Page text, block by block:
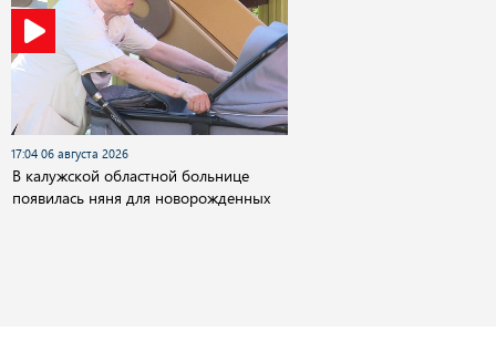
17:04 06 августа 2026
В калужской областной больнице
появилась няня для новорожденных